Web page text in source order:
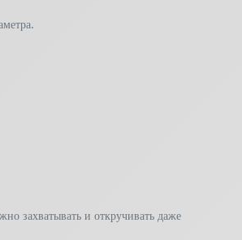
захватывать и откручивать даже